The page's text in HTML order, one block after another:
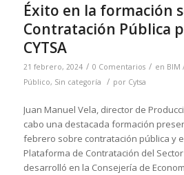
Éxito en la formación
Contratación Pública
CYTSA
21 febrero, 2024 / 0 Comentarios / en BIM
Público, Sin categoría / por Cytsa
Juan Manuel Vela, director de
cabo una destacada formación
febrero sobre contratación pública y
Plataforma de Contratación del
desarrolló en la Consejería de